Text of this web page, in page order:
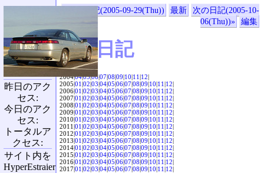
«前の日記(2005-09-29(Thu)) 最新
次の日記(2005-10-
06(Thu))»
編集
SVX日記
2004|04|05|06|07|08|09|10|11|12|
2005|01|02|03|04|05|06|07|08|09|10|11|12|
2006|01|02|03|04|05|06|07|08|09|10|11|12|
2007|01|02|03|04|05|06|07|08|09|10|11|12|
2008|01|02|03|04|05|06|07|08|09|10|11|12|
2009|01|02|03|04|05|06|07|08|09|10|11|12|
2010|01|02|03|04|05|06|07|08|09|10|11|12|
2011|01|02|03|04|05|06|07|08|09|10|11|12|
2012|01|02|03|04|05|06|07|08|09|10|11|12|
2013|01|02|03|04|05|06|07|08|09|10|11|12|
2014|01|02|03|04|05|06|07|08|09|10|11|12|
2015|01|02|03|04|05|06|07|08|09|10|11|12|
2016|01|02|03|04|05|06|07|08|09|10|11|12|
2017|01|02|03|04|05|06|07|08|09|10|11|12|
昨日のアク
セス:
今日のアク
セス:
トータルア
クセス:
サイト内を
HyperEstraier